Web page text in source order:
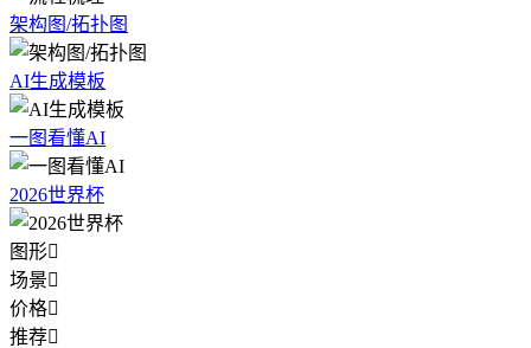
架构图/拓扑图
AI生成模板
一图看懂AI
2026世界杯
图形
场景
价格
推荐